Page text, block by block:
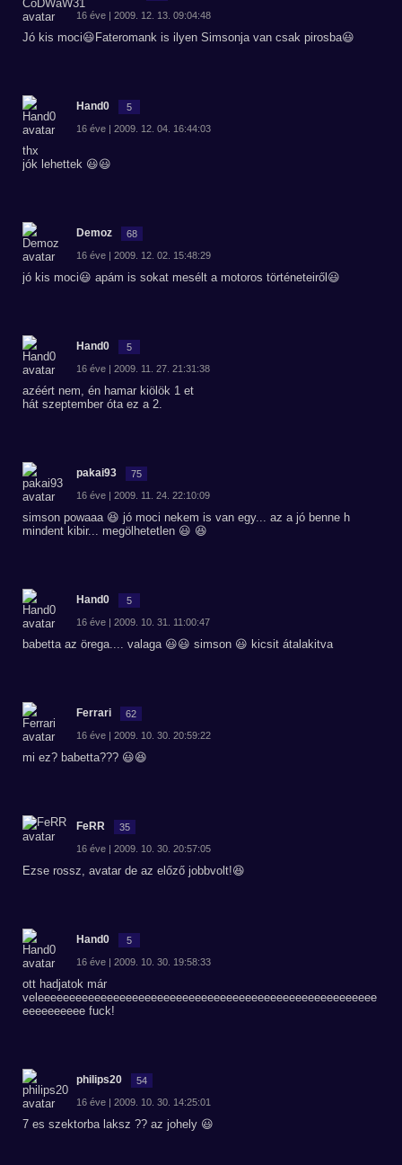
16 éve | 2009. 12. 13. 09:04:48
Jó kis moci😃Fateromank is ilyen Simsonja van csak pirosba😃
Hand0 5
16 éve | 2009. 12. 04. 16:44:03
thx
jók lehettek 😃😃
Demoz 68
16 éve | 2009. 12. 02. 15:48:29
jó kis moci😃 apám is sokat mesélt a motoros történeteiről😃
Hand0 5
16 éve | 2009. 11. 27. 21:31:38
azéért nem, én hamar kiölök 1 et
hát szeptember óta ez a 2.
pakai93 75
16 éve | 2009. 11. 24. 22:10:09
simson powaaa 😆 jó moci nekem is van egy... az a jó benne h
mindent kibir... megölhetetlen 😃 😆
Hand0 5
16 éve | 2009. 10. 31. 11:00:47
babetta az örega.... valaga 😃😃 simson 😃 kicsit átalakitva
Ferrari 62
16 éve | 2009. 10. 30. 20:59:22
mi ez? babetta??? 😃😆
FeRR 35
16 éve | 2009. 10. 30. 20:57:05
Ezse rossz, avatar de az előző jobbvolt!😆
Hand0 5
16 éve | 2009. 10. 30. 19:58:33
ott hadjatok már
veleeeeeeeeeeeeeeeeeeeeeeeeeeeeeeeeeeeeeeeeeeeeeeeeeeeeee
eeeeeeeeee fuck!
philips20 54
16 éve | 2009. 10. 30. 14:25:01
7 es szektorba laksz ?? az johely 😃